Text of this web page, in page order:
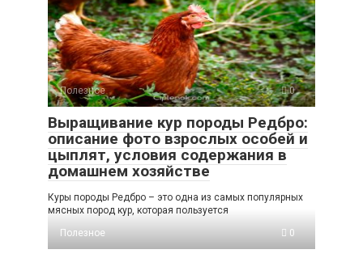
Полезное 0
Выращивание кур породы Редбро:
описание фото взрослых особей и
цыплят, условия содержания в
домашнем хозяйстве
Куры породы Редбро – это одна из самых популярных
мясных пород кур, которая пользуется
Полезное
0